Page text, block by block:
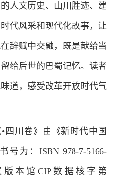
人文历史、山川胜迹、建
代风采和现代化故事，让
辞赋中交融，既是献给当
给后世的巴蜀记忆。读者
道，感受改革开放时代气
•四川卷》由《新时代中国
号为：ISBN 978-7-5166-
版本馆CIP数据核字第